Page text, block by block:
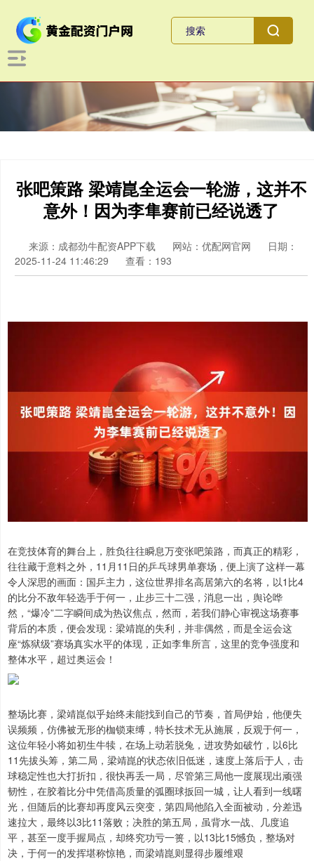
张吧策路 梁靖崑全运会一轮游，这并不
意外！因为李隼赛前已经说透了
来源：成都劲牛配资APP下载 网站：优配网官网
日期：
2025-11-24 11:46:29
查看：193
在竞技体育的舞台上，胜负往往瞬息万变张吧策路，而真正的精彩，
往往藏于意料之外，11月11日的乒乓球男单赛场，便上演了这样一幕
令人深思的画面：国乒主力，这位世界排名高居第六的名将，以1比4
的比分不敌年轻选手于何一，止步三十二强，消息一出，舆论哗
然，“爆冷”二字瞬间成为热议焦点，然而，若我们静心审视这场赛事
背后的本质，便会发现：梁靖崑的失利，并非偶然，而是全运会这
座“炼狱级”赛场真实水平的体现，正如李隼所言，这里的竞争强度和
整体水平，超过奥运会！
整场比赛，梁靖崑似乎始终未能找到自己的节奏，首局伊始，他便失
误频频，仿佛被无形的枷锁束缚，特长技术无从施展，反观于何一，
这位年轻小将如初生牛犊，在场上动若脱兔，进攻势如破竹，以6比
11先拔头筹，第二局，梁靖崑的状态依旧低迷，速度上落后于人，击
球稳定性也大打折扣，很快再丢一局，尽管第三局他一度展现出顽强
韧性，在胶着比分中凭借高质量的弧圈球扳回一城，让人看到一线曙
光，但随后的比赛却再度风云突变，第四局他陷入全面被动，分差迅
速拉大，最终以3比11落败；决胜的第五局，虽背水一战、几度追
平，甚至一度手握局点，却终究功亏一篑，以13比15憾负，整场对
决，于何一的发挥堪称惊艳，而梁靖崑则显得步履维艰